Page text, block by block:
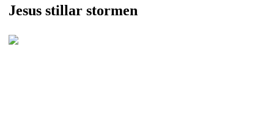
Jesus stillar stormen